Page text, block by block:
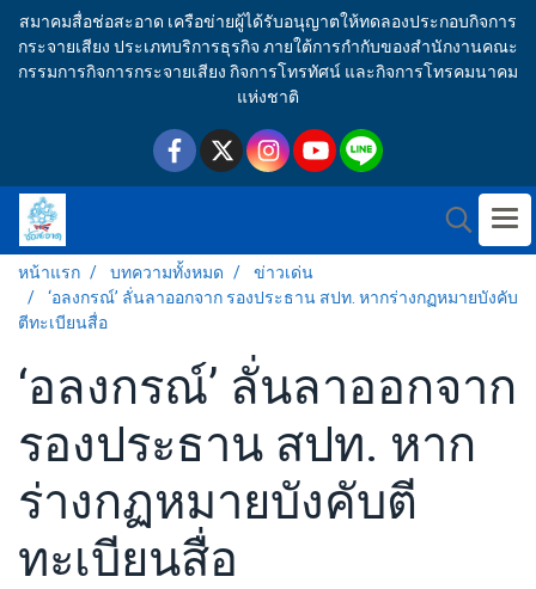
สมาคมสื่อช่อสะอาด เครือข่ายผู้ได้รับอนุญาตให้ทดลองประกอบกิจการ
กระจายเสียง ประเภทบริการธุรกิจ ภายใต้การกำกับของสำนักงานคณะ
กรรมการกิจการกระจายเสียง กิจการโทรทัศน์ และกิจการโทรคมนาคม
แห่งชาติ
หน้าแรก บทความทั้งหมด
ข่าวเด่น
‘อลงกรณ์’ ลั่นลาออกจาก รองประธาน สปท. หากร่างกฏหมายบังคับ
ตีทะเบียนสื่อ
‘อลงกรณ์’ ลั่นลาออกจาก
รองประธาน สปท. หาก
ร่างกฏหมายบังคับตี
ทะเบียนสื่อ